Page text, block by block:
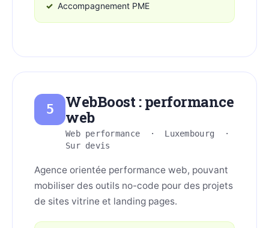
Accompagnement PME
5
WebBoost : performance
web
Web performance · Luxembourg ·
Sur devis
Agence orientée performance web, pouvant
mobiliser des outils no-code pour des projets
de sites vitrine et landing pages.